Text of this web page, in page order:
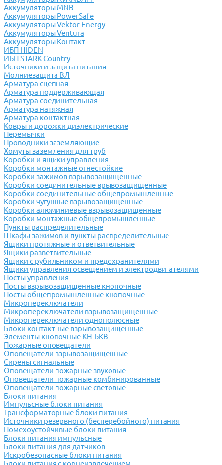
Аккумуляторы MNB
Аккумуляторы PowerSafe
Аккумуляторы Vektor Energy
Аккумуляторы Ventura
Аккумуляторы Контакт
ИБП HIDEN
ИБП STARK Country
Источники и защита питания
Молниезащита ВЛ
Арматура сцепная
Арматура поддерживающая
Арматура соединительная
Арматура натяжная
Арматура контактная
Ковры и дорожки диэлектрические
Перемычки
Проводники заземляющие
Хомуты заземления для труб
Коробки и ящики управления
Коробки монтажные огнестойкие
Коробки зажимов взрывозащищенные
Коробки соединительные врывозащищенные
Коробки соединительные общепромышленные
Коробки чугунные взрывозащищенные
Коробки алюминиевые взрывозащищенные
Коробки монтажные общепромышленные
Пункты распределительные
Шкафы зажимов и пункты распределительные
Ящики протяжные и ответвительные
Ящики разветвительные
Ящики с рубильником и предохранителями
Ящики управления освещением и электродвигателями
Посты управления
Посты взрывозащищенные кнопочные
Посты общепромышленные кнопочные
Микропереключатели
Микропереключатели взрывозащищенные
Микропереключатели однополюсные
Блоки контактные взрывозащищенные
Элементы кнопочные КН-БКВ
Пожарные оповещатели
Оповещатели взрывозащищенные
Сирены сигнальные
Оповещатели пожарные звуковые
Оповещатели пожарные комбинированные
Оповещатели пожарные световые
Блоки питания
Импульсные блоки питания
Трансформаторные блоки питания
Источники резервного (бесперебойного) питания
Помехоустойчивые блоки питания
Блоки питания импульсные
Блоки питания для датчиков
Искробезопасные блоки питания
Блоки питания с корнеизвлечением